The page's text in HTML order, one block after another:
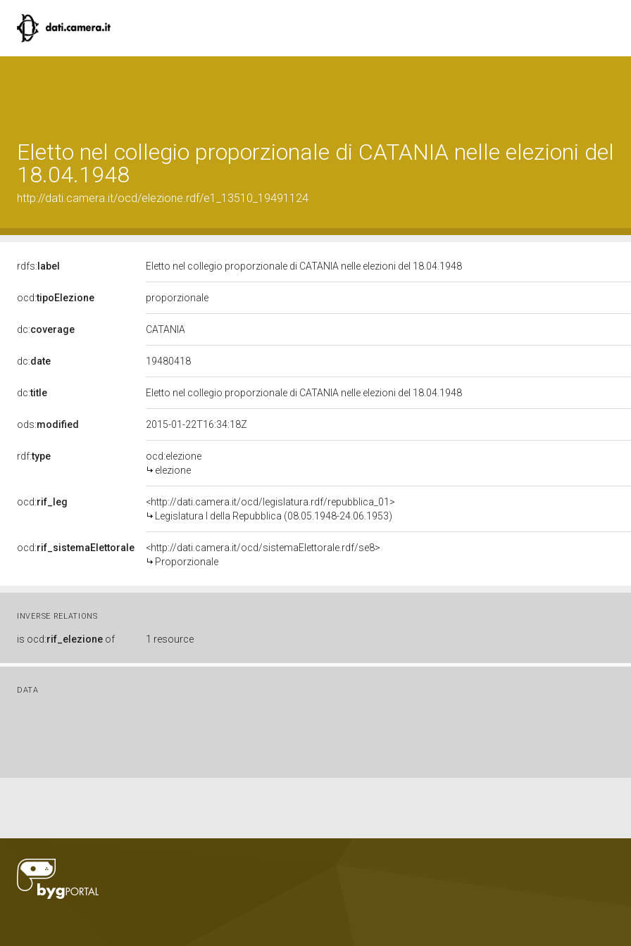
Eletto nel collegio proporzionale di CATANIA nelle elezioni del
18.04.1948
http://dati.camera.it/ocd/elezione.rdf/e1_13510_19491124
rdfs: label Eletto nel collegio proporzionale di CATANIA nelle elezioni del 18.04.1948
ocd:tipoElezione proporzionale
dc:coverage CATANIA
dc:date 19480418
dc:title Eletto nel collegio proporzionale di CATANIA nelle elezioni del 18.04.1948
ods:modified 2015-01-22T16:34:18Z
rdf:type
ocd:elezione
elezione
ocd:rif_leg
<http://dati.camera.it/ocd/legislatura.rdf/repubblica_01>
Legislatura I della Repubblica (08.05.1948-24.06.1953)
ocd:rif_sistemaElettorale
<http://dati.camera.it/ocd/sistemaElettorale.rdf/se8>
Proporzionale
INVERSE RELATIONS
is ocd:rif_elezione of 1 resource
DATA